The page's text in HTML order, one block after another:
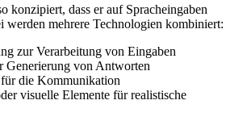
konzipiert, dass er auf Spracheingaben
werden mehrere Technologien kombiniert:
zur Verarbeitung von Eingaben
Generierung von Antworten
die Kommunikation
visuelle Elemente für realistische